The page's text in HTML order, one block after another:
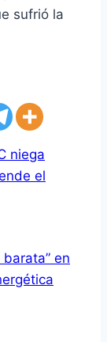
sufrió la
niega
el